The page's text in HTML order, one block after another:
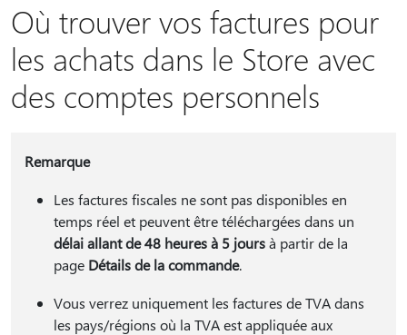
Où trouver vos factures pour
les achats dans le Store avec
des comptes personnels
Remarque
Les factures fiscales ne sont pas disponibles en
temps réel et peuvent être téléchargées dans un
délai allant de 48 heures à 5 joursà partir de la
page Détails de la commande.
Vous verrez uniquement les factures de TVA dans
les pays/régions où la TVA est appliquée aux